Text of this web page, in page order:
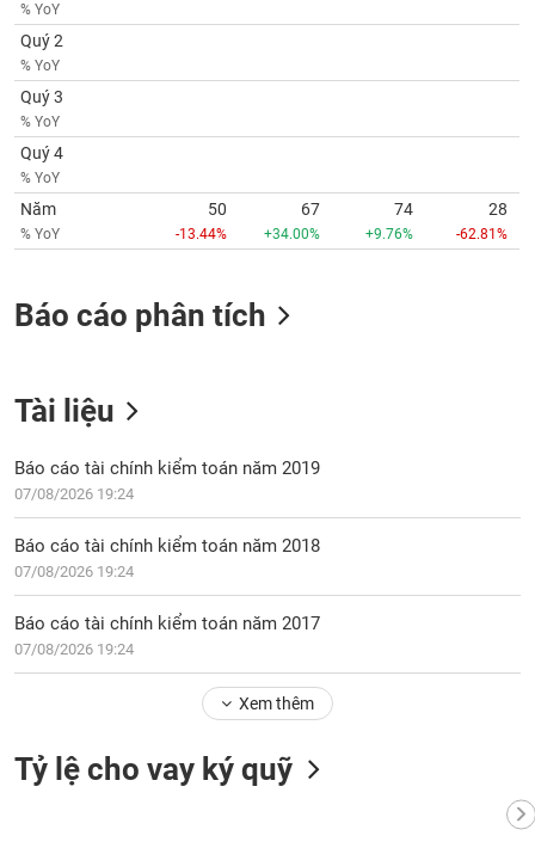
% YoY
Quý 2
% YoY
Quý 3
% YoY
Quý 4
% YoY
Năm
% YoY
50
-13.44%
67
+34.00%
74
+9.76%
28
-62.81%
Báo cáo phân tích
Tài liệu
Báo cáo tài chính kiểm toán năm 2019
07/08/2026 19:24
Báo cáo tài chính kiểm toán năm 2018
07/08/2026 19:24
Báo cáo tài chính kiểm toán năm 2017
07/08/2026 19:24
Xem thêm
Tỷ lệ cho vay ký quỹ
Công
cụ
đầu
tư
Truyền
thông
Dữ
liệu
chính